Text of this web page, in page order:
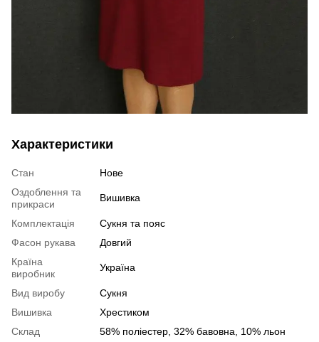
Характеристики
Стан
Нове
Оздоблення та
прикраси
Вишивка
Комплектація
Сукня та пояс
Фасон рукава
Довгий
Країна
виробник
Україна
Вид виробу
Сукня
Вишивка
Хрестиком
Склад
58% поліестер, 32% бавовна, 10% льон